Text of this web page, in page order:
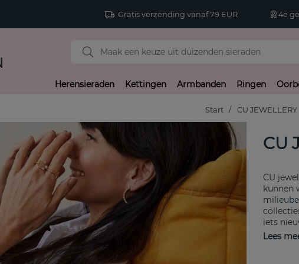
Gratis verzending vanaf 79 EUR 4e
Herensieraden Kettingen Armbanden Ringen
Start CU JEWELLERY
CU
CU
kunnen
iets
Lees